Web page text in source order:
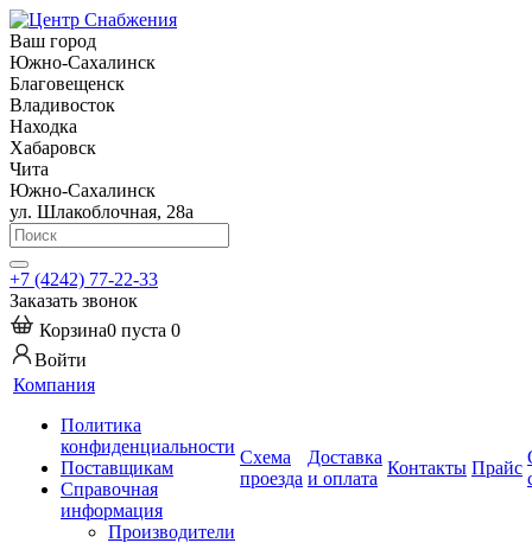
Ваш город
Южно-Сахалинск
Благовещенск
Владивосток
Находка
Хабаровск
Чита
Южно-Сахалинск
ул. Шлакоблочная, 28а
+7 (4242) 77-22-33
Заказать звонок
Корзина0 пуста 0
Войти
Компания
Политика
конфиденциальности
Поставщикам
Справочная
информация
Производители
Схема
проезда
Доставка
и оплата
Контакты Прайс